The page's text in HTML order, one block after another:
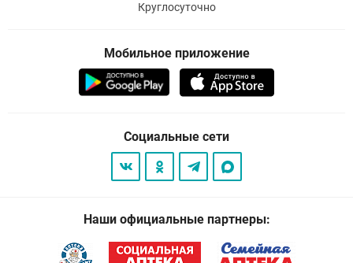
Круглосуточно
Мобильное приложение
Социальные сети
Наши официальные партнеры: